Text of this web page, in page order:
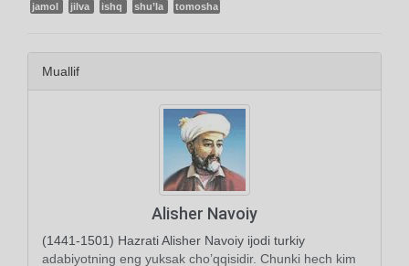
jamol
jilva ishq shu’la tomosha
Muallif
Alisher Navoiy
(1441-1501) Hazrati Alisher Navoiy ijodi turkiy
adabiyotning eng yuksak cho’qqisidir. Chunki hech kim